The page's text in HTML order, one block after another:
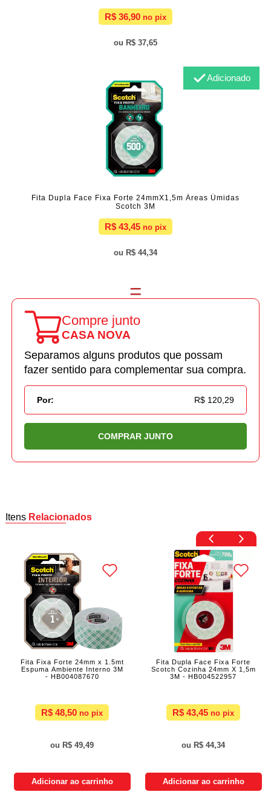
R$ 36,90
R$ 37,65
Fita Dupla Face Fixa Forte 24mmX1,5m Áreas Úmidas
Scotch 3M
R$ 43,45
R$ 44,34
Adicionado
Compre junto
CASA NOVA
Separamos alguns produtos que possam
fazer sentido para complementar sua compra.
Por: R$ 120,29
COMPRAR JUNTO
Itens Relacionados
Fita Fixa Forte 24mm x 1.5mt
Espuma Ambiente Interno 3M
- HB004087670
R$ 48,50
R$ 49,49
Adicionar ao carrinho
Fita Dupla Face Fixa Forte
Scotch Cozinha 24mm X 1,5m
3M - HB004522957
R$ 43,45
R$ 44,34
Adicionar ao carrinho